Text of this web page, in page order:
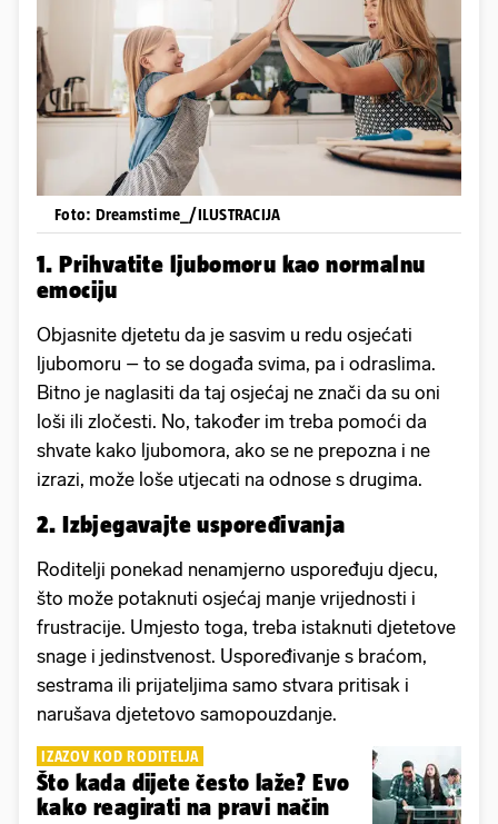
Foto: Dreamstime_/ILUSTRACIJA
1. Prihvatite ljubomoru kao normalnu
emociju
Objasnite djetetu da je sasvim u redu osjećati
ljubomoru – to se događa svima, pa i odraslima.
Bitno je naglasiti da taj osjećaj ne znači da su oni
loši ili zločesti. No, također im treba pomoći da
shvate kako ljubomora, ako se ne prepozna i ne
izrazi, može loše utjecati na odnose s drugima.
2. Izbjegavajte uspoređivanja
Roditelji ponekad nenamjerno uspoređuju djecu,
što može potaknuti osjećaj manje vrijednosti i
frustracije. Umjesto toga, treba istaknuti djetetove
snage i jedinstvenost. Uspoređivanje s braćom,
sestrama ili prijateljima samo stvara pritisak i
narušava djetetovo samopouzdanje.
IZAZOV KOD RODITELJA
Što kada dijete često laže? Evo
kako reagirati na pravi način